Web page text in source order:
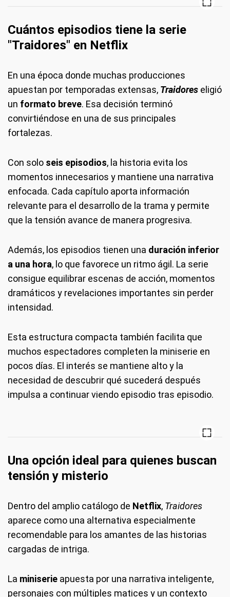
Cuántos episodios tiene la serie
"Traidores" en Netflix
En una época donde muchas producciones
apuestan por temporadas extensas, Traidores eligió
un formato breve. Esa decisión terminó
convirtiéndose en una de sus principales
fortalezas.
Con solo seis episodios, la historia evita los
momentos innecesarios y mantiene una narrativa
enfocada. Cada capítulo aporta información
relevante para el desarrollo de la trama y permite
que la tensión avance de manera progresiva.
Además, los episodios tienen una duración inferior
a una hora, lo que favorece un ritmo ágil. La serie
consigue equilibrar escenas de acción, momentos
dramáticos y revelaciones importantes sin perder
intensidad.
Esta estructura compacta también facilita que
muchos espectadores completen la miniserie en
pocos días. El interés se mantiene alto y la
necesidad de descubrir qué sucederá después
impulsa a continuar viendo episodio tras episodio.
Una opción ideal para quienes buscan
tensión y misterio
Dentro del amplio catálogo de Netflix, Traidores
aparece como una alternativa especialmente
recomendable para los amantes de las historias
cargadas de intriga.
La miniserie apuesta por una narrativa inteligente,
personajes con múltiples matices y un contexto